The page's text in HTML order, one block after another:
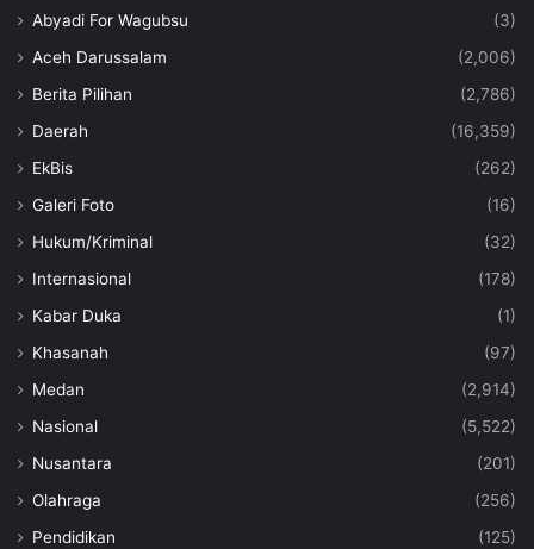
Abyadi For Wagubsu
(3)
Aceh Darussalam
(2,006)
Berita Pilihan
(2,786)
Daerah
(16,359)
EkBis
(262)
Galeri Foto
(16)
Hukum/Kriminal
(32)
Internasional
(178)
Kabar Duka
(1)
Khasanah
(97)
Medan
(2,914)
Nasional
(5,522)
Nusantara
(201)
Olahraga
(256)
Pendidikan
(125)